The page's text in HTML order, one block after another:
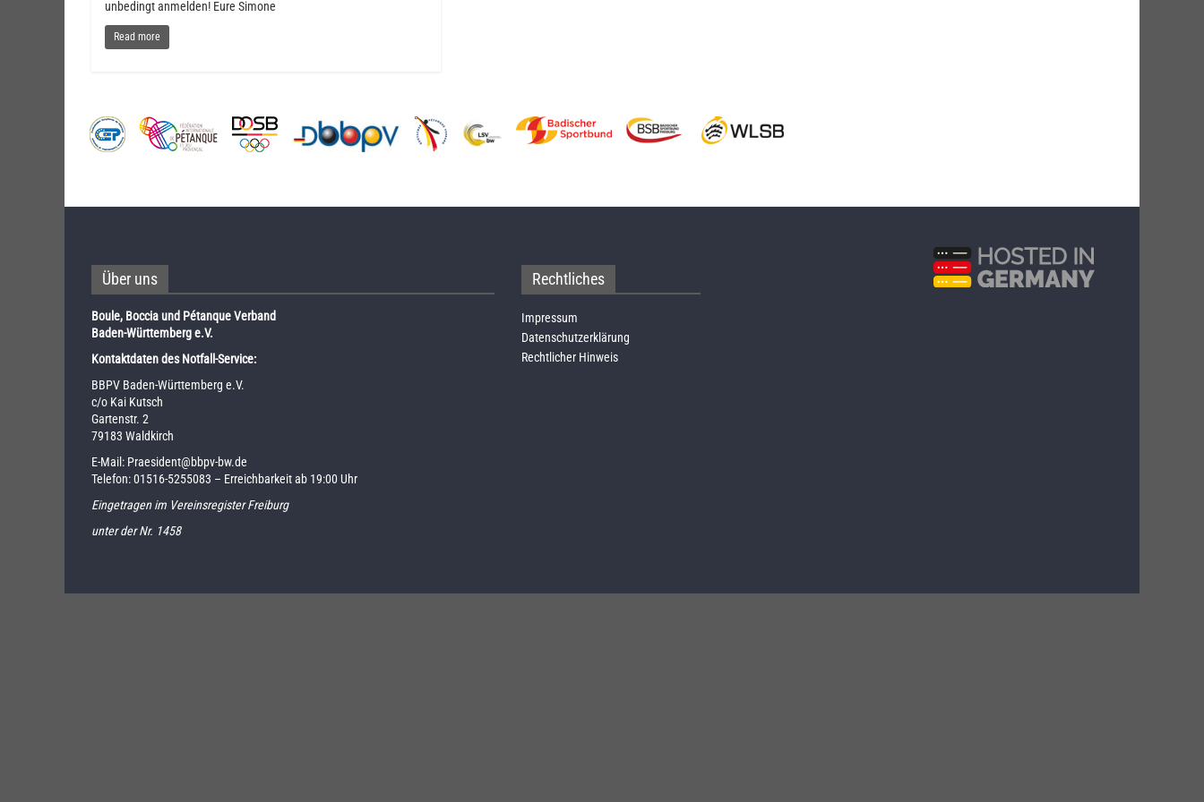
unbedingt anmelden! Eure Simone
Read more
Über uns
Boule, Boccia und Pétanque Verband
Baden-Württemberg e.V.
Kontaktdaten des Notfall-Service:
BBPV Baden-Württemberg e.V.
c/o Kai Kutsch
Gartenstr. 2
79183 Waldkirch
E-Mail: Praesident@bbpv-bw.de
Telefon:01516-5255083 – Erreichbarkeit ab 19:00 Uhr
Eingetragen im Vereinsregister Freiburg
unter der Nr. 1458
Rechtliches
Impressum
Datenschutzerklärung
Rechtlicher Hinweis